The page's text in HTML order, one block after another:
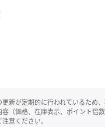
新が定期的に行われているため
容（価格、在庫表示、ポイント倍
意ください。